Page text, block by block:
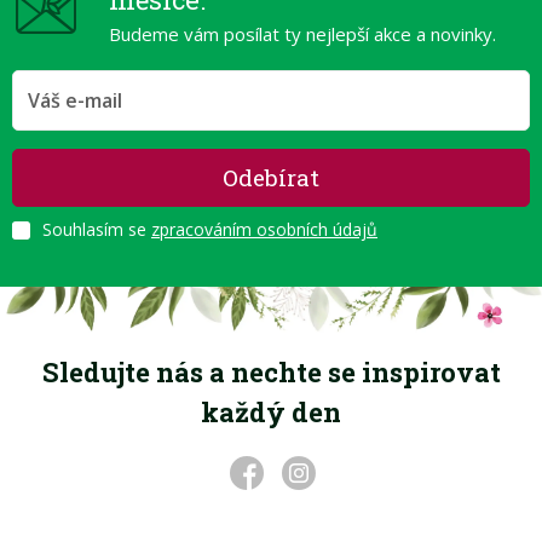
Budeme vám posílat ty nejlepší akce a novinky.
Odebírat
Souhlasím se zpracováním osobních údajů
Sledujte nás a nechte se inspirovat
každý den